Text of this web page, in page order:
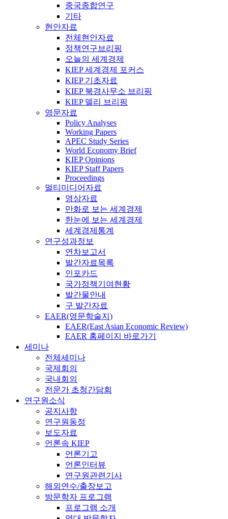
중국종합연구
기타
현안자료
전체현안자료
정책연구브리핑
오늘의 세계경제
KIEP 세계경제 포커스
KIEP 기초자료
KIEP 북경사무소 브리핑
KIEP 델리 브리핑
영문자료
Policy Analyses
Working Papers
APEC Study Series
World Economy Brief
KIEP Opinions
KIEP Staff Papers
Proceedings
멀티미디어자료
영상자료
만화로 보는 세계경제
한눈에 보는 세계경제
세계경제통계
연구성과정보
연차보고서
발간자료목록
인포카드
국가정책기여현황
발간물안내
구 발간자료
EAER(영문학술지)
EAER(East Asian Economic Review)
EAER 홈페이지 바로가기
세미나
전체세미나
국제회의
국내회의
전문가 초청간담회
연구원소식
공지사항
연구원동정
보도자료
언론속 KIEP
언론기고
언론인터뷰
연구원관련기사
해외연수/출장보고
방문학자 프로그램
프로그램 소개